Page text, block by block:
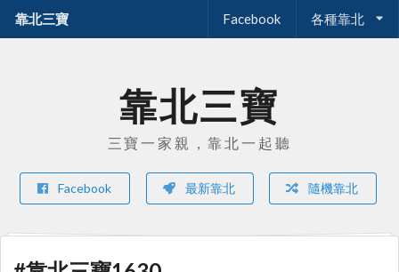
靠北三寶 Facebook 各種靠北
靠北三寶
三寶一家親，靠北一起聽
Facebook 最新靠北 隨機靠北